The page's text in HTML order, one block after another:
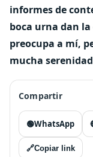
informes de
boca urna dan la
preocupa a mí,
mucha
Compartir
🟢WhatsApp
🔗Copiar link